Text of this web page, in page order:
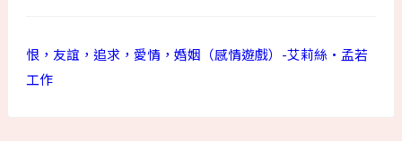
恨，友誼，追求，愛情，婚姻（感情遊戲）-艾莉絲•孟若
工作